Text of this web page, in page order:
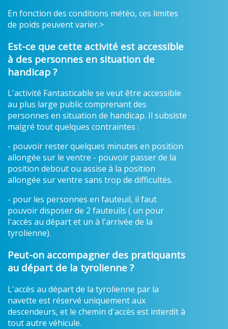
En fonction des conditions météo, ces limites
de poids peuvent varier.>
Est-ce que cette activité est accessible
à des personnes en situation de
handicap ?
L'activité Fantasticable se veut être accessible
au plus large public comprenant des
personnes en situation de handicap. Il subsiste
malgré tout quelques contraintes :
- pouvoir rester quelques minutes en position
allongée sur le ventre - pouvoir passer de la
position debout ou assise à la position
allongée sur ventre sans trop de difficultés.
- pour les personnes en fauteuil, il faut
pouvoir disposer de 2 fauteuils ( un pour
l'accès au départ et un à l'arrivée de la
tyrolienne).
Peut-on accompagner des pratiquants
au départ de la tyrolienne ?
L'accès au départ de la tyrolienne par la
navette est réservé uniquement aux
descendeurs, et le chemin d'accès est interdit à
tout autre véhicule.